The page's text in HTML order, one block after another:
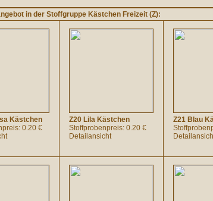
in der Stoffgruppe Kästchen Freizeit (Z):
Kästchen
0.20 €
Z20 Lila Kästchen
Stoffprobenpreis: 0.20 €
Detailansicht
Z21 Blau